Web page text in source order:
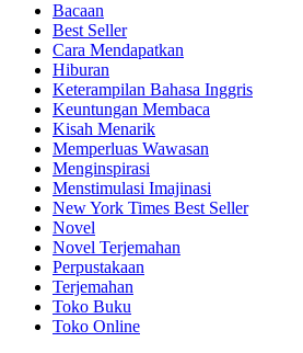
Bacaan
Best Seller
Cara Mendapatkan
Hiburan
Keterampilan Bahasa Inggris
Keuntungan Membaca
Kisah Menarik
Memperluas Wawasan
Menginspirasi
Menstimulasi Imajinasi
New York Times Best Seller
Novel
Novel Terjemahan
Perpustakaan
Terjemahan
Toko Buku
Toko Online